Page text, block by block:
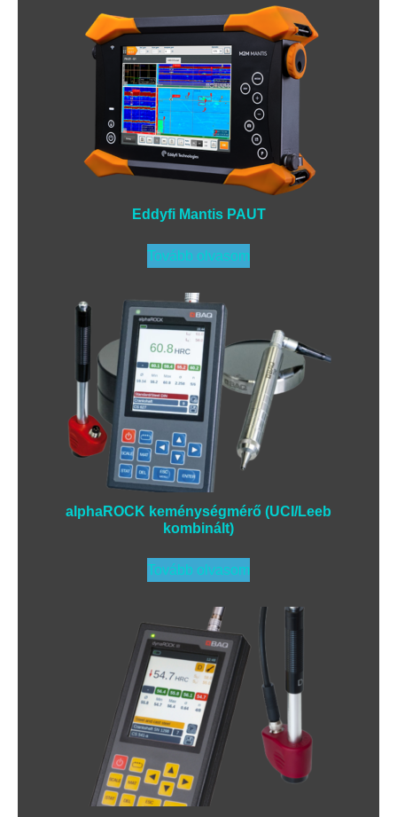
Eddyfi Mantis PAUT
Tovább olvasom
alphaROCK keménységmérő (UCI/Leeb
kombinált)
Tovább olvasom